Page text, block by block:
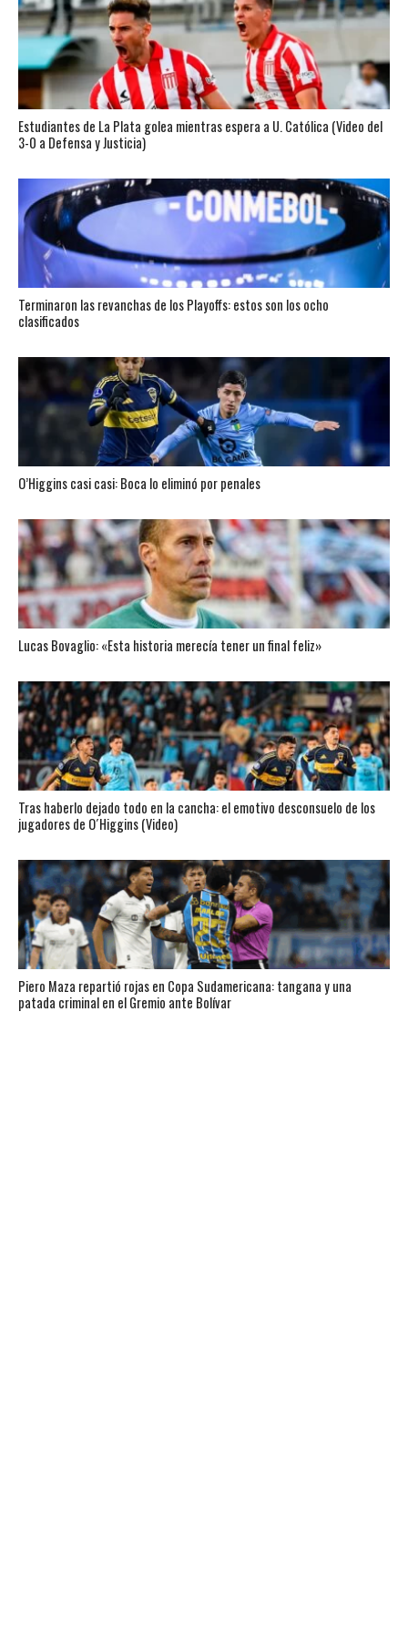
Estudiantes de La Plata golea mientras espera a U. Católica (Video del
3-0 a Defensa y Justicia)
Terminaron las revanchas de los Playoffs: estos son los ocho
clasificados
O’Higgins casi casi: Boca lo eliminó por penales
Lucas Bovaglio: «Esta historia merecía tener un final feliz»
Tras haberlo dejado todo en la cancha: el emotivo desconsuelo de los
jugadores de O´Higgins (Video)
Piero Maza repartió rojas en Copa Sudamericana: tangana y una
patada criminal en el Gremio ante Bolívar